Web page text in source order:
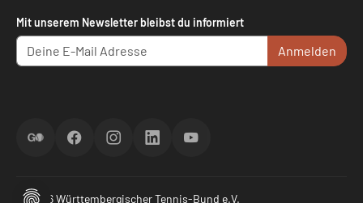
Mit unserem Newsletter bleibst du informiert
Anmelden
ScoreGOFacebookInstagramLinkedInYouTube
© 2026 Württembergischer Tennis-Bund e.V.